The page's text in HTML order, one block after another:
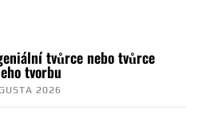
tvůrce nebo tvůrce
tvorbu
2026